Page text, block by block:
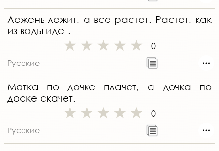
Лежень лежит, а все растет. Растет, как
из воды идет.
0
Русские
Матка по дочке плачет, а дочка по
доске скачет.
0
Русские